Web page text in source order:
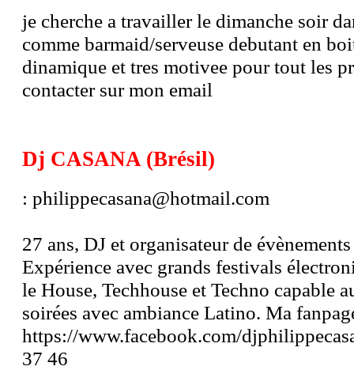
je cherche a travailler le dimanche soir
comme barmaid/serveuse debutant en
dinamique et tres motivee pour tout les
contacter sur mon email
Dj CASANA (Brésil)
: philippecasana@hotmail.com
27 ans, DJ et organisateur de
Expérience avec grands festivals
le House, Techhouse et Techno capable
soirées avec ambiance Latino. Ma
https://www.facebook.com/
37 46